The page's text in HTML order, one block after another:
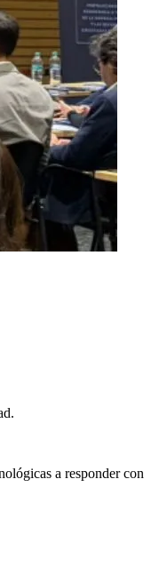
a responder con